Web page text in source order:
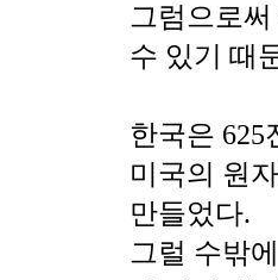
그럼으로
수 있기 때
한국은
미국의 원
만들었다.
그럴 수밖